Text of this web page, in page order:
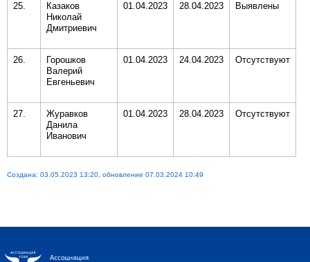
25.
Казаков
Николай
Дмитриевич
01.04.2023 28.04.2023 Выявлены
26.
Горошков
Валерий
Евгеньевич
01.04.2023 24.04.2023 Отсутствуют
27.
Журавков
Данила
Иванович
01.04.2023 28.04.2023 Отсутствуют
Создана: 03.05.2023 13:20, обновление 07.03.2024 10:49